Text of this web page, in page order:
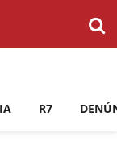
R7